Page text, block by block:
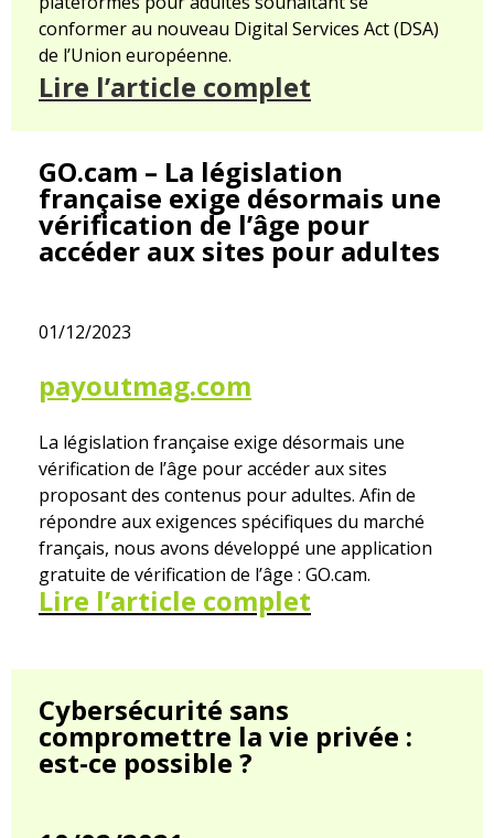
conformer au nouveau Digital Services Act (DSA)
de l’Union européenne.
Lire l’article complet
GO.cam – La législation
française exige désormais une
vérification de l’âge pour
accéder aux sites pour adultes
01/12/2023
payoutmag.com
La législation française exige désormais une
vérification de l’âge pour accéder aux sites
proposant des contenus pour adultes. Afin de
répondre aux exigences spécifiques du marché
français, nous avons développé une application
gratuite de vérification de l’âge : GO.cam.
Lire l’article complet
Cybersécurité sans
compromettre la vie privée :
est-ce possible ?